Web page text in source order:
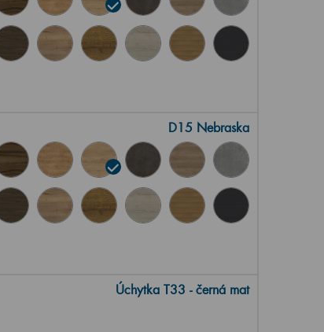
D15 Nebraska
Úchytka T33 - černá mat